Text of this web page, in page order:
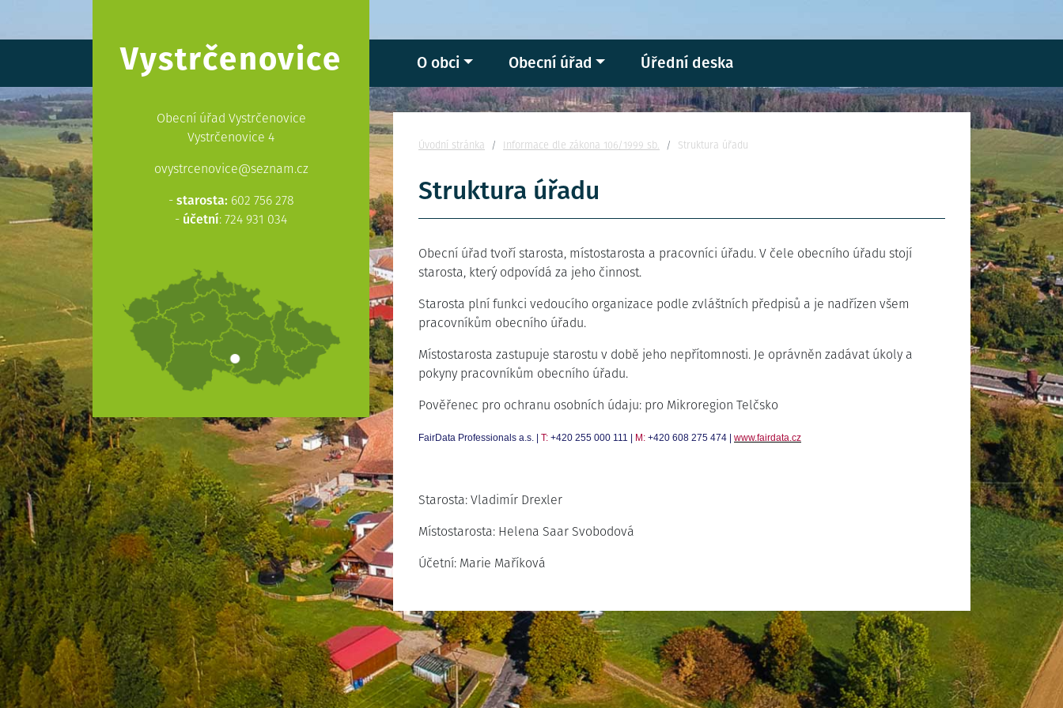
Vystrčenovice
Obecní úřad Vystrčenovice
Vystrčenovice 4
ovystrcenovice@seznam.cz
-starosta: 602 756 278
- účetní: 724 931 034
O obci Obecní úřad Úřední deska
Nacházíte se:
Úvodní stránka Informace dle zákona 106/1999 sb. Struktura úřadu
Struktura úřadu
Obecní úřad tvoří starosta, místostarosta a pracovníci úřadu. V čele obecního úřadu stojí
starosta, který odpovídá za jeho činnost.
Starosta plní funkci vedoucího organizace podle zvláštních předpisů a je nadřízen všem
pracovníkům obecního úřadu.
Místostarosta zastupuje starostu v době jeho nepřítomnosti. Je oprávněn zadávat úkoly a
pokyny pracovníkům obecního úřadu.
Pověřenec pro ochranu osobních údaju: pro Mikroregion Telčsko
FairData Professionals a.s. | T: +420 255 000 111 | M: +420 608 275 474 | www.fairdata.cz
Starosta: Vladimír Drexler
Místostarosta: Helena Saar Svobodová
Účetní: Marie Maříková